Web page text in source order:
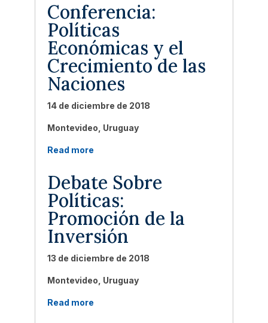
Conferencia:
Políticas
Económicas y el
Crecimiento de las
Naciones
14 de diciembre de 2018
Montevideo, Uruguay
Read more
Debate Sobre
Políticas:
Promoción de la
Inversión
13 de diciembre de 2018
Montevideo, Uruguay
Read more